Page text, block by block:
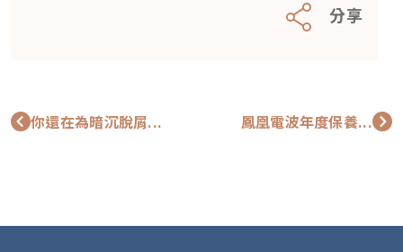
分享
你還在為暗沉脫屑... 鳳凰電波年度保養...